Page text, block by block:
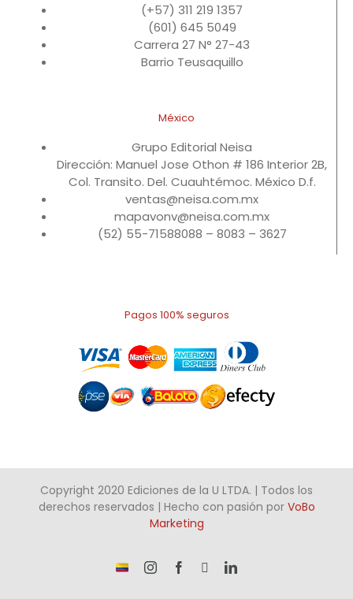
(+57) 311 219 1357
(601) 645 5049
Carrera 27 N° 27-43
Barrio Teusaquillo
México
Grupo Editorial Neisa
Dirección: Manuel Jose Othon # 186 Interior 2B,
Col. Transito. Del. Cuauhtémoc. México D.f.
ventas@neisa.com.mx
mapavonv@neisa.com.mx
(52) 55-71588088 – 8083 – 3627
Pagos 100% seguros
Copyright 2020 Ediciones de la U LTDA. | Todos los
derechos reservados | Hecho con pasión por VoBo
Marketing
¡Somos InstagramFacebook LinkedIn